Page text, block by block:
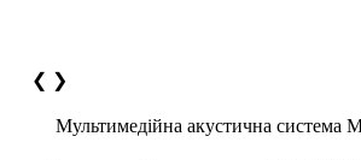
❮ ❯
Мультимедійна акустична система